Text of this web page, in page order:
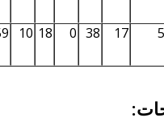
10
59
2.92
4.65